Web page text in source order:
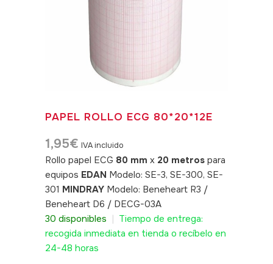
PAPEL ROLLO ECG 80*20*12E
1,95€ IVA incluido
Rollo papel ECG 80 mm x 20 metros para
equipos EDAN Modelo: SE-3, SE-300, SE-
301 MINDRAY Modelo: Beneheart R3 /
Beneheart D6 / DECG-03A
30 disponibles
Tiempo de entrega:
recogida inmediata en tienda o recíbelo en
24-48 horas